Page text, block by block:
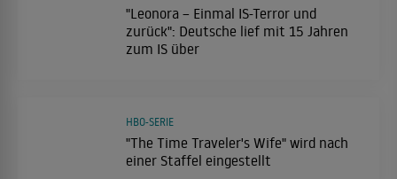
"Leonora – Einmal IS-Terror und
zurück": Deutsche lief mit 15 Jahren
zum IS über
"The Time Traveler's Wife" wird nach
einer Staffel eingestellt
HBO-SERIE